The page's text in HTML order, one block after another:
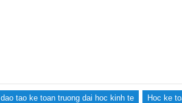
dao tao ke toan truong dai hoc kinh te Hoc ke